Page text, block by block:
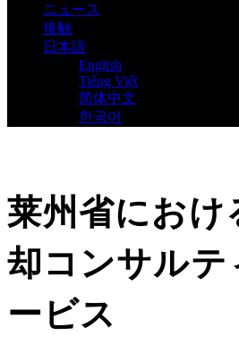
ニュース
接触
日本語
English
Tiếng Việt
简体中文
한국어
莱州省におけ
却コンサルテ
ービス